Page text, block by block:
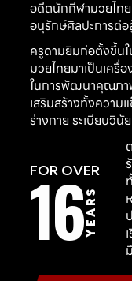
อดีตนักกีฬามวยไท
อนุรักษ์ศิลปะการต่อ
ครูดามยิมก่อตั้งขึ้น
มวยไทยมาเป็นเครื่
ในการพัฒนาคุณภา
เสริมสร้างทั้งความ
ร่างกาย ระเบียบวินั
FOR OVER
16YEARS